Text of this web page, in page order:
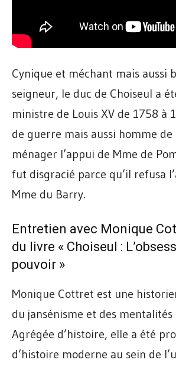
Cynique et méchant mais aussi
seigneur, le duc de Choiseul a
ministre de Louis XV de 1758 à
de guerre mais aussi homme de
ménager l’appui de Mme de
fut disgracié parce qu’il refusa
Mme du Barry.
Entretien avec Monique
du livre « Choiseul :
pouvoir »
Monique Cottret est une
du jansénisme et des mentalités
Agrégée d’histoire, elle a été
d’histoire moderne au sein de